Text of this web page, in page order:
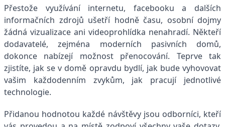
Přestože využívání internetu, facebooku a dalších
informačních zdrojů ušetří hodně času, osobní dojmy
žádná vizualizace ani videoprohlídka nenahradí. Někteří
dodavatelé, zejména moderních pasivních domů,
dokonce nabízejí možnost přenocování. Teprve tak
zjistíte, jak se v domě opravdu bydlí, jak bude vyhovovat
vašim každodenním zvykům, jak pracují jednotlivé
technologie.
Přidanou hodnotou každé návštěvy jsou odborníci, kteří